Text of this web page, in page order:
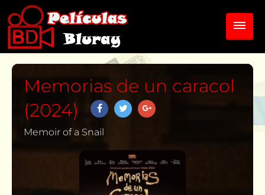
Memorias de un caracol
(2024)
Memoir of a Snail